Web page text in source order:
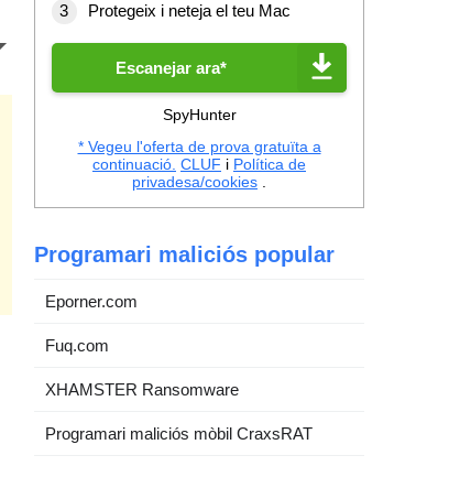
Protegeix i neteja el teu Mac
Escanejar ara*
SpyHunter
* Vegeu l'oferta de prova gratuïta a
continuació. CLUF i Política de
privadesa/cookies
Programari maliciós popular
Eporner.com
Fuq.com
XHAMSTER Ransomware
Programari maliciós mòbil CraxsRAT